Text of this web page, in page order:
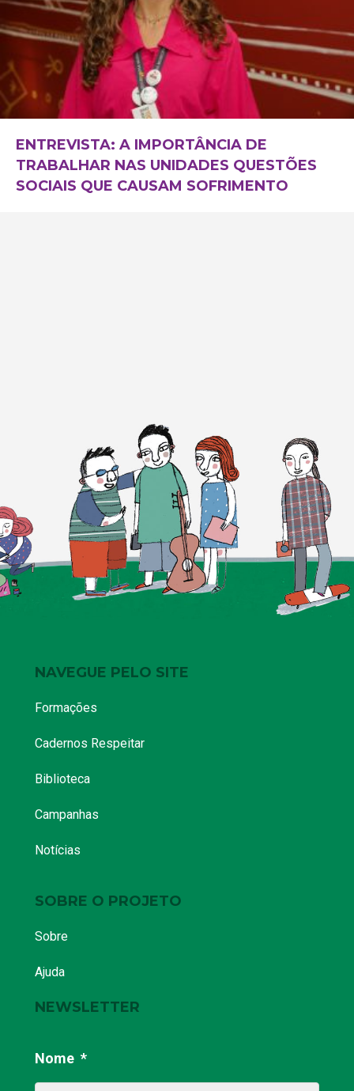
ENTREVISTA: A IMPORTÂNCIA DE
TRABALHAR NAS UNIDADES QUESTÕES
SOCIAIS QUE CAUSAM SOFRIMENTO
NAVEGUE PELO SITE
Formações
Cadernos Respeitar
Biblioteca
Campanhas
Notícias
SOBRE O PROJETO
Sobre
Ajuda
NEWSLETTER
Nome *